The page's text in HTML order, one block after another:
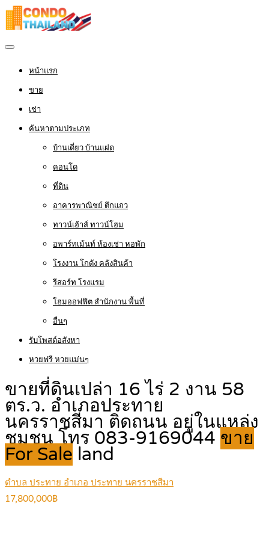
หน้าแรก
ขาย
เช่า
ค้นหาตามประเภท
บ้านเดี่ยว บ้านแฝด
คอนโด
ที่ดิน
อาคารพาณิชย์ ตึกแถว
ทาวน์เฮ้าส์ ทาวน์โฮม
อพาร์ทเม้นท์ ห้องเช่า หอพัก
โรงงาน โกดัง คลังสินค้า
รีสอร์ท โรงแรม
โฮมออฟฟิต สำนักงาน พื้นที่
อื่นๆ
รับโพสต์อสังหา
หวยฟรี หวยแม่นๆ
ขายที่ดินเปล่า 16 ไร่ 2 งาน 58
ตร.ว. อำเภอประทาย
นครราชสีมา ติดถนน อยู่ในแหล่ง
ชุมชน โทร 083-9169044 ขาย
For Sale land
ตำบล ประทาย อำเภอ ประทาย นครราชสีมา
17,800,000฿